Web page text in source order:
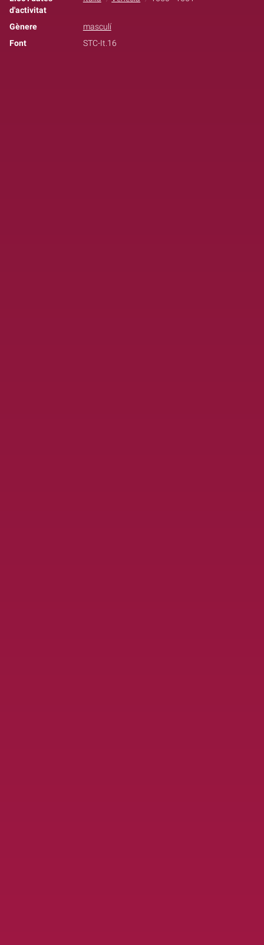
d'activitat
Gènere
masculí
Font
STC-It.16